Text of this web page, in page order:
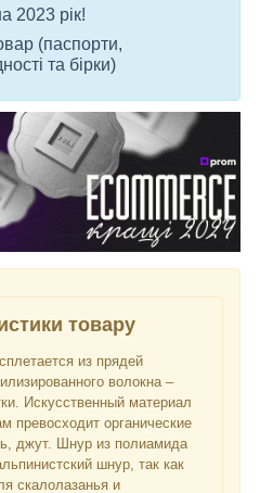
2023 рік!
(паспорти,
та бірки)
товару
из прядей
волокна –
Искусственный материал
превосходит органические
джут. Шнур из полиамида
шнур, так как
скалолазанья и